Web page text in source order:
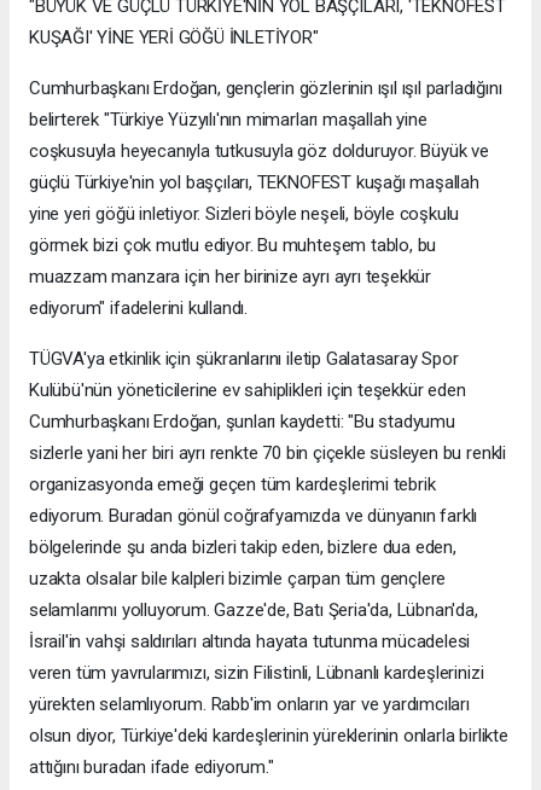
"BÜYÜK VE GÜÇLÜ TÜRKİYE'NİN YOL BAŞÇILARI, 'TEKNOFEST
KUŞAĞI' YİNE YERİ GÖĞÜ İNLETİYOR"
Cumhurbaşkanı Erdoğan, gençlerin gözlerinin ışıl ışıl parladığını
belirterek "Türkiye Yüzyılı'nın mimarları maşallah yine
coşkusuyla heyecanıyla tutkusuyla göz dolduruyor. Büyük ve
güçlü Türkiye'nin yol başçıları, TEKNOFEST kuşağı maşallah
yine yeri göğü inletiyor. Sizleri böyle neşeli, böyle coşkulu
görmek bizi çok mutlu ediyor. Bu muhteşem tablo, bu
muazzam manzara için her birinize ayrı ayrı teşekkür
ediyorum" ifadelerini kullandı.
TÜGVA'ya etkinlik için şükranlarını iletip Galatasaray Spor
Kulübü'nün yöneticilerine ev sahiplikleri için teşekkür eden
Cumhurbaşkanı Erdoğan, şunları kaydetti: "Bu stadyumu
sizlerle yani her biri ayrı renkte 70 bin çiçekle süsleyen bu renkli
organizasyonda emeği geçen tüm kardeşlerimi tebrik
ediyorum. Buradan gönül coğrafyamızda ve dünyanın farklı
bölgelerinde şu anda bizleri takip eden, bizlere dua eden,
uzakta olsalar bile kalpleri bizimle çarpan tüm gençlere
selamlarımı yolluyorum. Gazze'de, Batı Şeria'da, Lübnan'da,
İsrail'in vahşi saldırıları altında hayata tutunma mücadelesi
veren tüm yavrularımızı, sizin Filistinli, Lübnanlı kardeşlerinizi
yürekten selamlıyorum. Rabb'im onların yar ve yardımcıları
olsun diyor, Türkiye'deki kardeşlerinin yüreklerinin onlarla birlikte
attığını buradan ifade ediyorum."